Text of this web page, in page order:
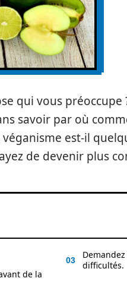
qui vous préoccupe
savoir par où
est-il
de devenir plus
de la
Demandez
difficultés.